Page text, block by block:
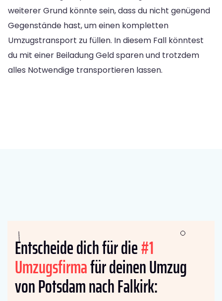
weiterer Grund könnte sein, dass du nicht genügend
Gegenstände hast, um einen kompletten
Umzugstransport zu füllen. In diesem Fall könntest
du mit einer Beiladung Geld sparen und trotzdem
alles Notwendige transportieren lassen.
Entscheide dich für die#1
Umzugsfirmafür deinen Umzug
von Potsdam nach Falkirk: